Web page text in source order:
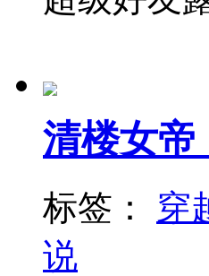
清楼女帝
标签： 穿
说